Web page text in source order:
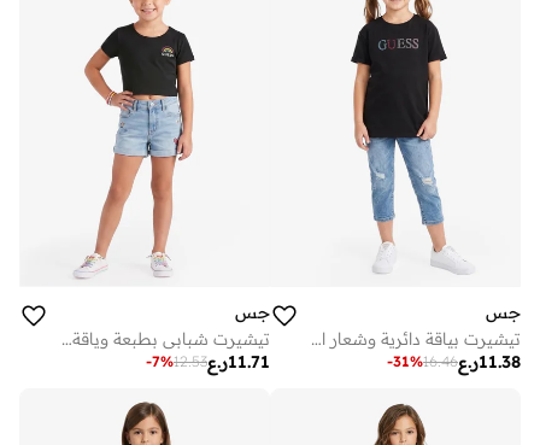
جس
تيشيرت بياقة دائرية وشعار الشباب
ر.ع11.38
16.46
-31%
جس
تيشيرت شبابي بطبعة وياقة دائرية
ر.ع11.71
12.53
-7%